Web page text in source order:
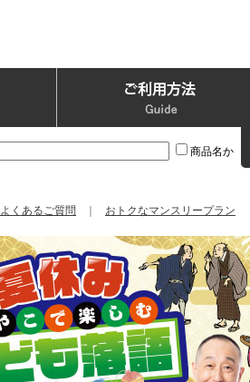
商品名か
よくあるご質問 おトクなマンスリープラン